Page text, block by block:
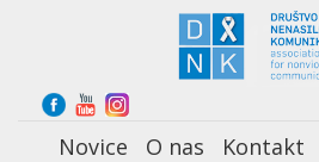
Select your language
Novice O nas Kontakt